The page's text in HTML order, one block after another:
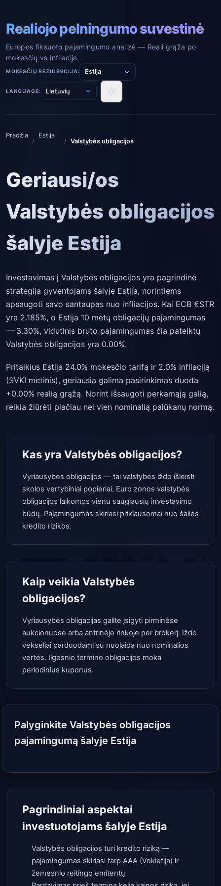
Realiojo pelningumo suvestinė
Europos fiksuoto pajamingumo analizė — Reali grąža po
mokesčių vs infliacija
MOKESČIŲ REZIDENCIJA:
LANGUAGE:
Pradžia
/
Estija
/ Valstybės obligacijos
Geriausi/os
Valstybės obligacijos
šalyje Estija
Investavimas į Valstybės obligacijos yra pagrindinė
strategija gyventojams šalyje Estija, norintiems
apsaugoti savo santaupas nuo infliacijos. Kai ECB €STR
yra 2.185%, o Estija 10 metų obligacijų pajamingumas
— 3.30%, vidutinis bruto pajamingumas čia pateiktų
Valstybės obligacijos yra 0.00%.
Pritaikius Estija 24.0% mokesčio tarifą ir 2.0% infliaciją
(SVKI metinis), geriausia galima pasirinkimas duoda
+0.00% realią grąžą. Norint išsaugoti perkamąją galią,
reikia žiūrėti plačiau nei vien nominalią palūkanų normą.
Kas yra Valstybės obligacijos?
Vyriausybės obligacijos — tai valstybės iždo išleisti
skolos vertybiniai popieriai. Euro zonos valstybės
obligacijos laikomos vienu saugiausių investavimo
būdų. Pajamingumas skiriasi priklausomai nuo šalies
kredito rizikos.
Kaip veikia Valstybės
obligacijos?
Vyriausybės obligacijas galite įsigyti pirminėse
aukcionuose arba antrinėje rinkoje per brokerį. Iždo
vekseliai parduodami su nuolaida nuo nominalios
vertės. Ilgesnio termino obligacijos moka
periodinius kuponus.
Palyginkite Valstybės obligacijos
pajamingumą šalyje Estija
Pagrindiniai aspektai
investuotojams šalyje Estija
Valstybės obligacijos turi kredito riziką —
pajamingumas skiriasi tarp AAA (Vokietija) ir
žemesnio reitingo emitentų